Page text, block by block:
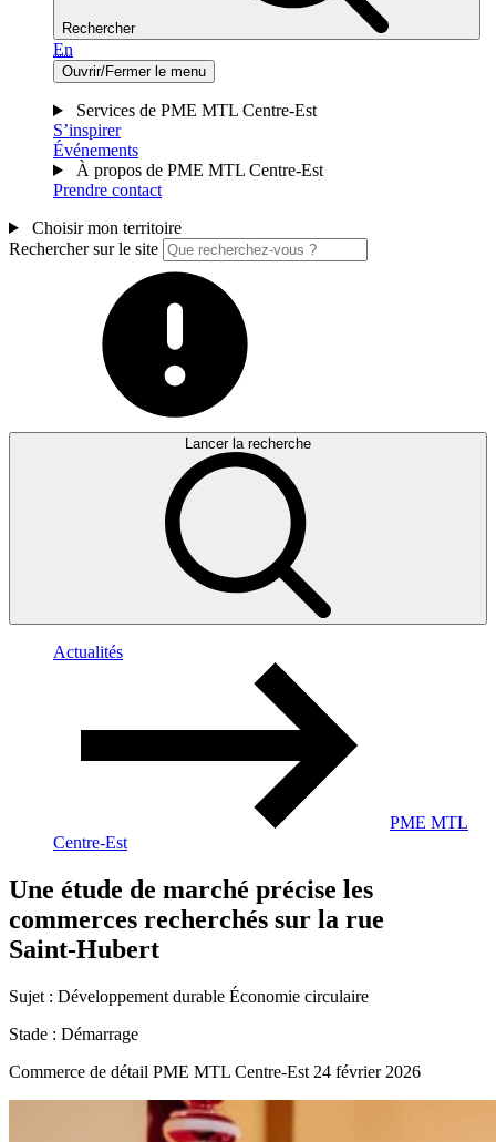
Rechercher
En
Ouvrir/Fermer le menu
Services de PME MTL Centre-Est
S’inspirer
Événements
À propos de PME MTL Centre-Est
Prendre contact
Choisir mon territoire
Rechercher sur le site
Lancer la recherche
Actualités
PME MTL
Centre-Est
Une étude de marché précise les
commerces recherchés sur la rue
Saint-Hubert
Sujet : Développement durable Économie circulaire
Stade : Démarrage
Commerce de détail PME MTL Centre-Est 24 février 2026